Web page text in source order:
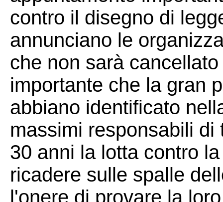
contro il disegno di
annunciano le
che non sarà
importante che la gran
abbiano identificato
massimi responsabili
30 anni la lotta contro
ricadere sulle spalle
l'onere di provare la